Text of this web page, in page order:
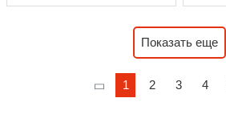
Показать еще
1 2 3 4